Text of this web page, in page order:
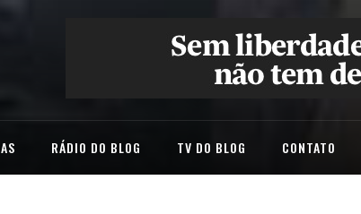
RÁDIO DO BLOG TV DO BLOG CONTATO